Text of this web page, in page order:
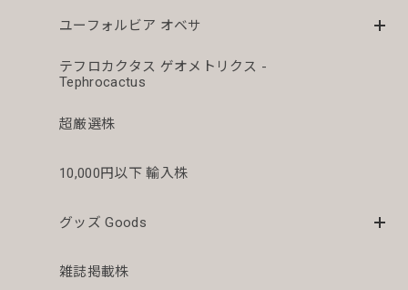
ユーフォルビア オベサ
テフロカクタス ゲオメトリクス -
Tephrocactus
超厳選株
10,000円以下 輸入株
グッズ Goods
雑誌掲載株
2026/04/03
シュッとスタイルの良いオベサが届きドキドキです。こちら
のでまたお迎えしたいです。
きもありませんでした。梱包を解くのが本当に楽しみです。